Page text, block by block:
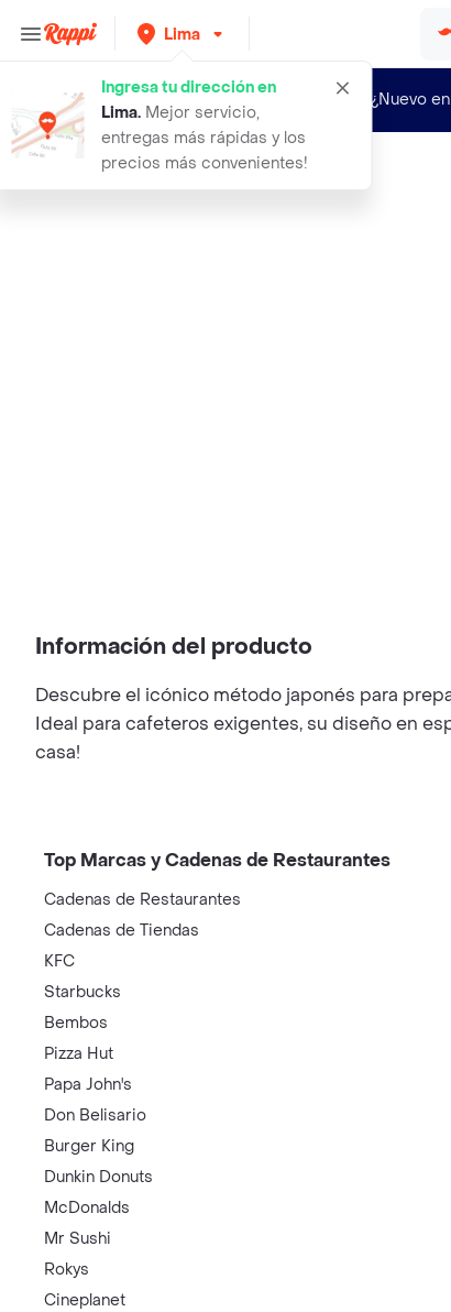
Lima
Ingresa tu dirección en
Lima. Mejor servicio,
entregas más rápidas y los
precios más convenientes!
¿Nuevo
hario v60 dripper cafe de especiali
Información del producto
Descubre el icónico método japonés para
Ideal para cafeteros exigentes, su diseño en
casa!
Top Marcas y Cadenas de Restaurantes
Cadenas de Restaurantes
Cadenas de Tiendas
KFC
Starbucks
Bembos
Pizza Hut
Papa John's
Don Belisario
Burger King
Dunkin Donuts
McDonalds
Mr Sushi
Rokys
Cineplanet